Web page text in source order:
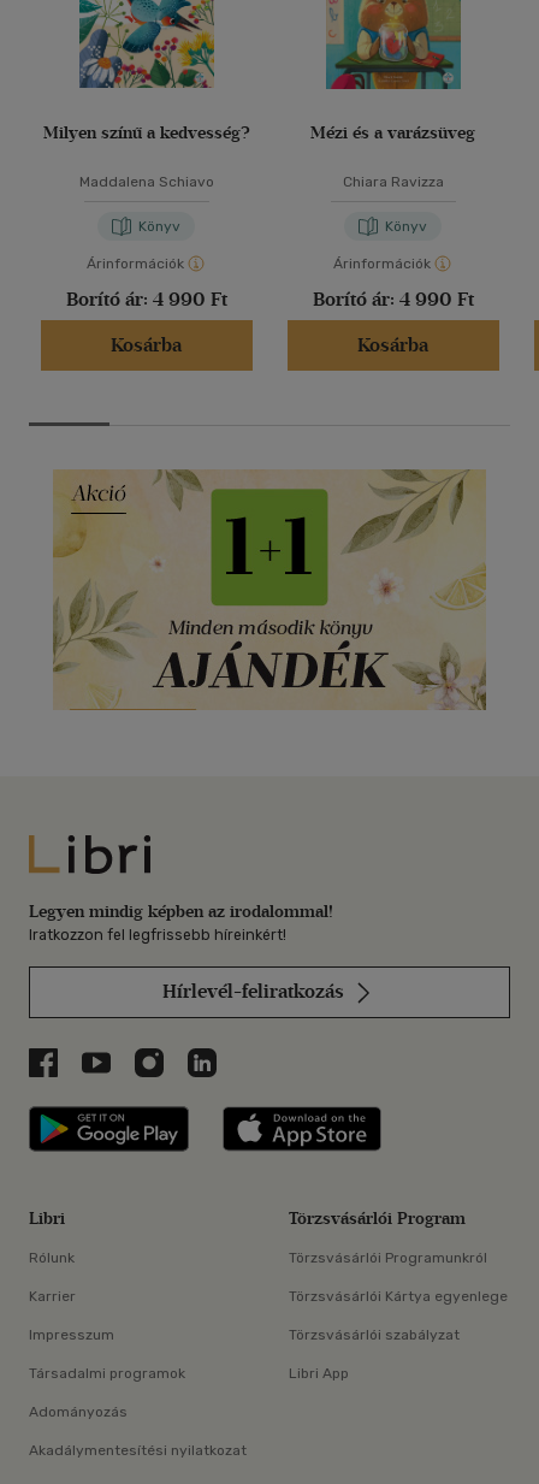
Milyen színű a kedvesség?
Maddalena Schiavo
Könyv
Árinformációk
Borító ár: 4 990 Ft
Kosárba
Mézi és a varázsüveg
Chiara Ravizza
Könyv
Árinformációk
Borító ár: 4 990 Ft
Kosárba
Libri
Legyen mindig képben az irodalommal!
Iratkozzon fel legfrissebb híreinkért!
Hírlevél-feliratkozás
Libri a Facebookon
Libri a Youtube-on
Libri az Instagramon
Libri a LinkedInen
Libri applikáció Szerezd meg: Google
Libri
Rólunk
Karrier
Impresszum
Társadalmi programok
Adományozás
Akadálymentesítési nyilatkozat
Törzsvásárlói Program
Törzsvásárlói Programunkról
Törzsvásárlói Kártya egyenlege
Törzsvásárlói szabályzat
Libri App